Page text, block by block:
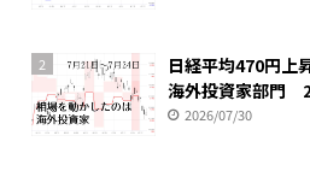
2
日経平均470円上
海外投資家部門
2026/07/30